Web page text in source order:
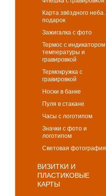
Карта звёздного неба.
подарок
Зажигалка с фото
Термос с индикатором
температуры и
гравировкой
Термокружка с
гравировкой
Носки в банке
Пуля в стакане
Часы с логотипом
Значки с фото и
логотипом
Световая фотография
ВИЗИТКИ И
ПЛАСТИКОВЫЕ
КАРТЫ